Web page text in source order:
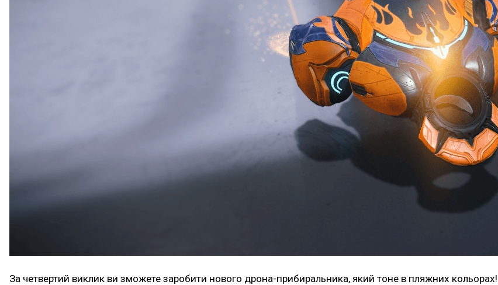
За четвертий виклик ви зможете заробити нового дрона-прибиральника, який тоне в пляжних кольорах!